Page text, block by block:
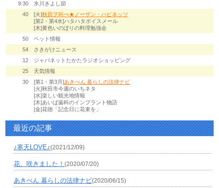
9:30
氷川きよし節
40
[火]秋田ヲ叫べ★ノーザン・ハピネッツ
[第2・第4水]ハタハタボイスメール
[木]黄色いのぼりの料理勉強会
50
ペット情報
54
さきがけニュース
12
ジャパネットたかたラジオショッピング
25
天気情報
30
[第1・第3月]あきべん 暮らしの法律ナビ
[火]秋田市今週のいちネタ
[水]楽しい観光地情報
[木]あいば歯科のインプラント物語
[金]花徳「記念日に花束を」
最近の記事
♪寒天LOVE♪(2021/12/09)
花、咲きました！(2020/07/20)
あきべん 暮らしの法律ナビ(2020/06/15)